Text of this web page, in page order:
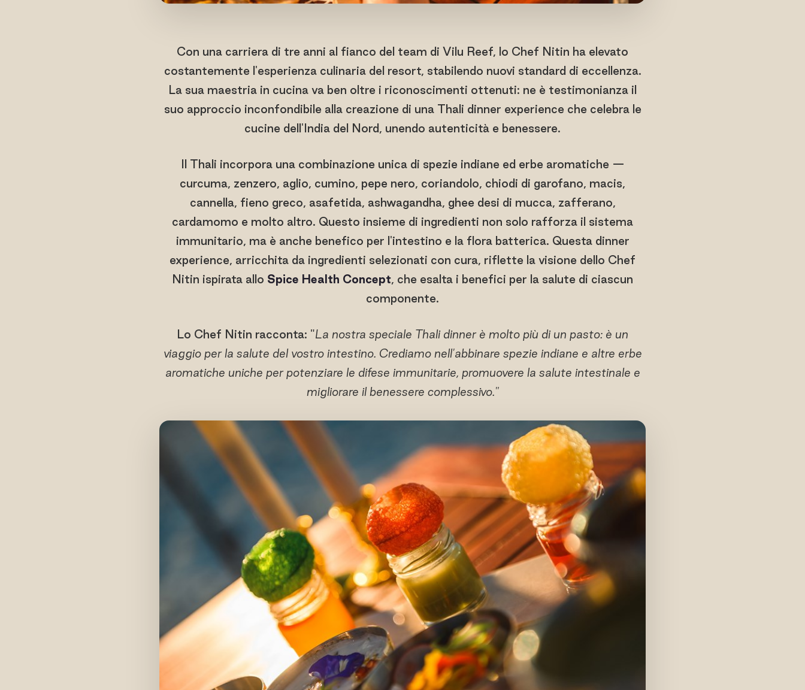
Con una carriera di tre anni al fianco del team di Vilu Reef, lo Chef Nitin ha elevato
costantemente l'esperienza culinaria del resort, stabilendo nuovi standard di eccellenza.
La sua maestria in cucina va ben oltre i riconoscimenti ottenuti: ne è testimonianza il
suo approccio inconfondibile alla creazione di una Thali dinner experience che celebra le
cucine dell'India del Nord, unendo autenticità e benessere.
Il Thali incorpora una combinazione unica di spezie indiane ed erbe aromatiche —
curcuma, zenzero, aglio, cumino, pepe nero, coriandolo, chiodi di garofano, macis,
cannella, fieno greco, asafetida, ashwagandha, ghee desi di mucca, zafferano,
cardamomo e molto altro. Questo insieme di ingredienti non solo rafforza il sistema
immunitario, ma è anche benefico per l'intestino e la flora batterica. Questa dinner
experience, arricchita da ingredienti selezionati con cura, riflette la visione dello Chef
Nitin ispirata allo Spice Health Concept, che esalta i benefici per la salute di ciascun
componente.
Lo Chef Nitin racconta: "La nostra speciale Thali dinner è molto più di un pasto: è un
viaggio per la salute del vostro intestino. Crediamo nell'abbinare spezie indiane e altre erbe
aromatiche uniche per potenziare le difese immunitarie, promuovere la salute intestinale e
migliorare il benessere complessivo."